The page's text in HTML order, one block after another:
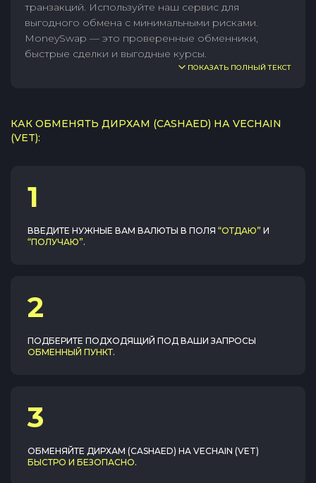
транзакций. Используйте наш сервис для
выгодного обмена с минимальными рисками.
MoneySwap — это проверенные обменники,
быстрые сделки и выгодные курсы.
ПОКАЗАТЬ ПОЛНЫЙ ТЕКСТ
КАК ОБМЕНЯТЬ ДИРХАМ (CASHAED) НА VECHAIN
(VET):
1
ВВЕДИТЕ НУЖНЫЕ ВАМ ВАЛЮТЫ В ПОЛЯ “ОТДАЮ” И
“ПОЛУЧАЮ”.
2
ПОДБЕРИТЕ ПОДХОДЯЩИЙ ПОД ВАШИ ЗАПРОСЫ
ОБМЕННЫЙ ПУНКТ.
3
ОБМЕНЯЙТЕ ДИРХАМ (CASHAED) НА VECHAIN (VET)
БЫСТРО И БЕЗОПАСНО.